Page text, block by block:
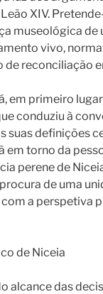
XIV.
museológica de
vivo,
de reconciliação
em primeiro
conduziu à
suas definições
torno da
perene de
de uma
a perspetiva
de Niceia
alcance das